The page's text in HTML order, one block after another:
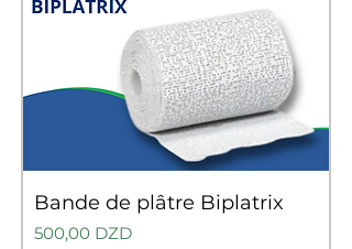
Bande de plâtre Biplatrix
Prix
500,00 DZD